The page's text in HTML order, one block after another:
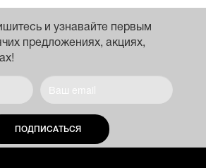
и узнавайте первым
предложениях, акциях,
ПОДПИСАТЬСЯ